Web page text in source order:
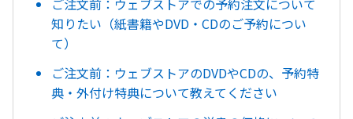
ご注文前：ウェブストアでの予約注文について
知りたい（紙書籍やDVD・CDのご予約につい
て）
ご注文前：ウェブストアのDVDやCDの、予約特
典・外付け特典について教えてください